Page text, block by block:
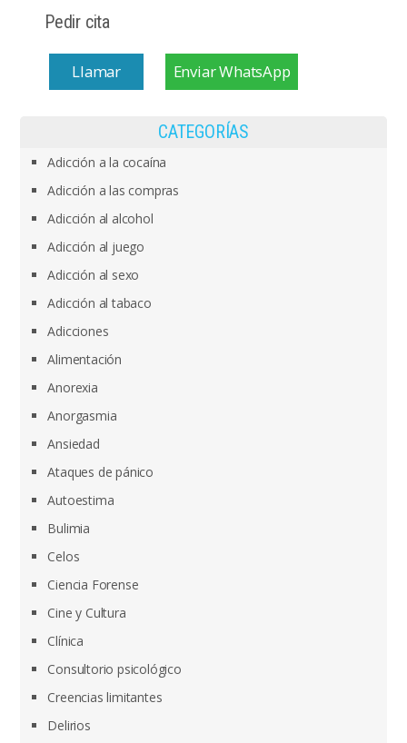
Pedir cita
Llamar Enviar WhatsApp
CATEGORÍAS
Adicción a la cocaína
Adicción a las compras
Adicción al alcohol
Adicción al juego
Adicción al sexo
Adicción al tabaco
Adicciones
Alimentación
Anorexia
Anorgasmia
Ansiedad
Ataques de pánico
Autoestima
Bulimia
Celos
Ciencia Forense
Cine y Cultura
Clínica
Consultorio psicológico
Creencias limitantes
Delirios